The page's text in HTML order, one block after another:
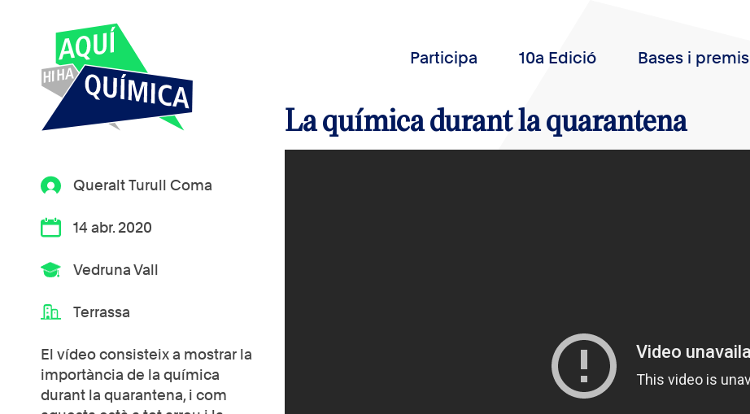
Participa 10a Edició Bases i premis
Queralt Turull Coma
14 abr. 2020
Vedruna Vall
Terrassa
El vídeo consisteix a mostrar la
importància de la química
durant la quarantena, i com
La química durant la quarantena